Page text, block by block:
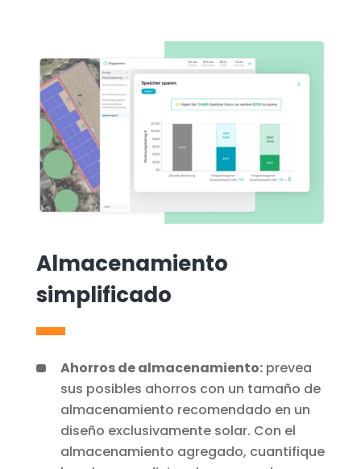
Almacenamiento
simplificado
Ahorros de almacenamiento:prevea
sus posibles ahorros con un tamaño de
almacenamiento recomendado en un
diseño exclusivamente solar. Con el
almacenamiento agregado, cuantifique